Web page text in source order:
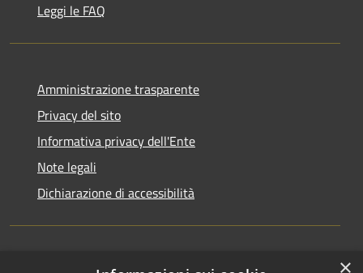
Leggi le FAQ
Amministrazione trasparente
Privacy del sito
Informativa privacy dell'Ente
Note legali
Dichiarazione di accessibilità
×